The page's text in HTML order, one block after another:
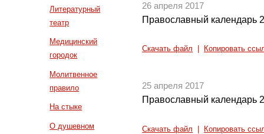
Литературный
театр
Медицинский
городок
Молитвенное
правило
На стыке
О душевном
26 апреля 2017
Православный календарь
Скачать файл Копировать
25 апреля 2017
Православный календарь
Скачать файл Копировать